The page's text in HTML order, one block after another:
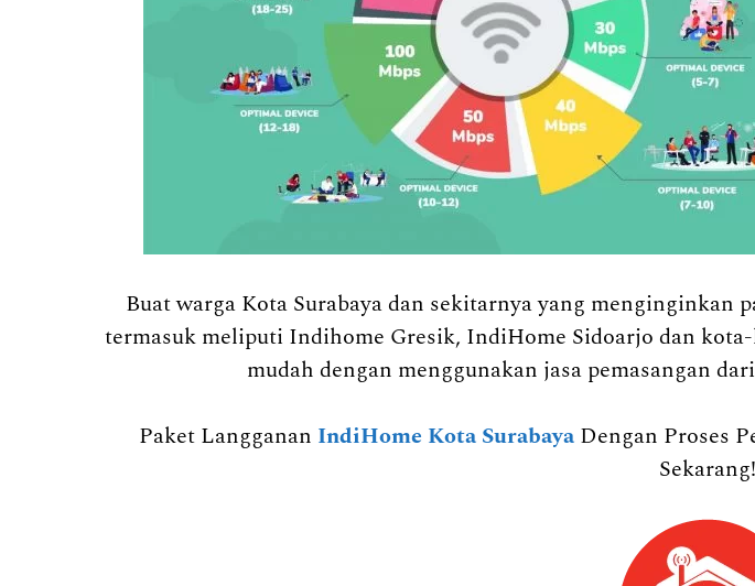
Buat warga Kota Surabaya dan sekitarnya yang menginginkan
termasuk meliputi Indihome Gresik, IndiHome Sidoarjo dan
mudah dengan menggunakan jasa pemasangan dari
Paket Langganan IndiHome Kota Surabaya Dengan Proses
Sekarang!